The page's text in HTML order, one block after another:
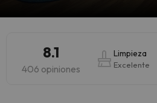
8.1
406 opiniones
Limpieza
Excelente